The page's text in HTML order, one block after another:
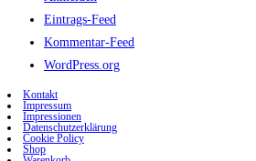
Eintrags-Feed
Kommentar-Feed
WordPress.org
Kontakt
Impressum
Impressionen
Datenschutzerklärung
Cookie Policy
Shop